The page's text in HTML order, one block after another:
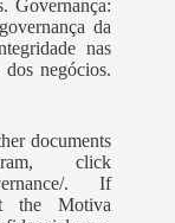
Governança:
da
nas
negócios.
documents
click
. If
the Motiva